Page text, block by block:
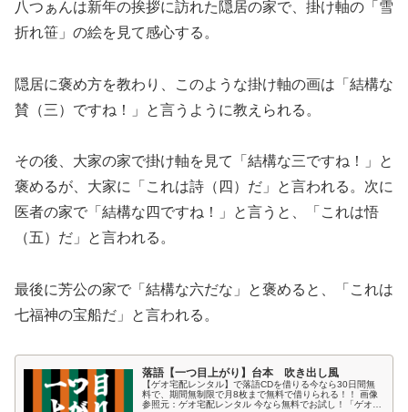
八つぁんは新年の挨拶に訪れた隠居の家で、掛け軸の「雪
折れ笹」の絵を見て感心する。
隠居に褒め方を教わり、このような掛け軸の画は「結構な
賛（三）ですね！」と言うように教えられる。
その後、大家の家で掛け軸を見て「結構な三ですね！」と
褒めるが、大家に「これは詩（四）だ」と言われる。次に
医者の家で「結構な四ですね！」と言うと、「これは悟
（五）だ」と言われる。
最後に芳公の家で「結構な六だな」と褒めると、「これは
七福神の宝船だ」と言われる。
落語【一つ目上がり】台本 吹き出し風
【ゲオ宅配レンタル】で落語CDを借りる今なら30日間無
料で、期間無制限で月8枚まで無料で借りられる！！ 画像
参照元：ゲオ宅配レンタル 今なら無料でお試し！「ゲオ宅